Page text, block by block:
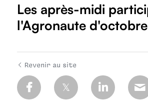
Les après-midi
l'Agronaute d'octobre
Revenir au site